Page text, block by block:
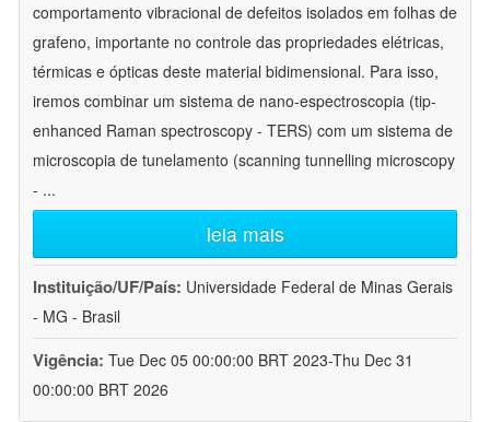
comportamento vibracional de defeitos isolados em folhas de
grafeno, importante no controle das propriedades elétricas,
térmicas e ópticas deste material bidimensional. Para isso,
iremos combinar um sistema de nano-espectroscopia (tip-
enhanced Raman spectroscopy - TERS) com um sistema de
microscopia de tunelamento (scanning tunnelling microscopy
- ...
leia mais
Instituição/UF/País: Universidade Federal de Minas Gerais
- MG - Brasil
Vigência: Tue Dec 05 00:00:00 BRT 2023-Thu Dec 31
00:00:00 BRT 2026